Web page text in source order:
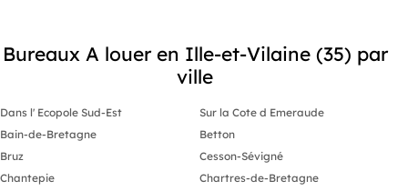
Bureaux A louer en Ille-et-Vilaine (35) par
ville
Dans l' Ecopole Sud-Est
Sur la Cote d Emeraude
Bain-de-Bretagne
Betton
Bruz
Cesson-Sévigné
Chantepie
Chartres-de-Bretagne